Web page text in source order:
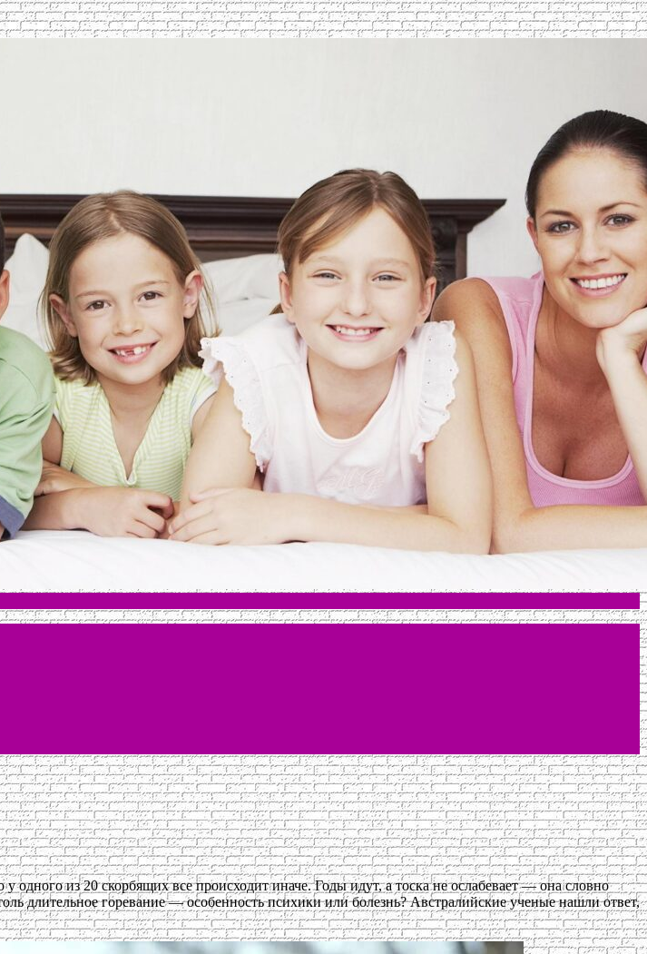
из 20 скорбящих все происходит иначе. Годы идут, а тоска не ослабевает — она словно
длительное горевание — особенность психики или болезнь? Австралийские ученые нашли ответ,